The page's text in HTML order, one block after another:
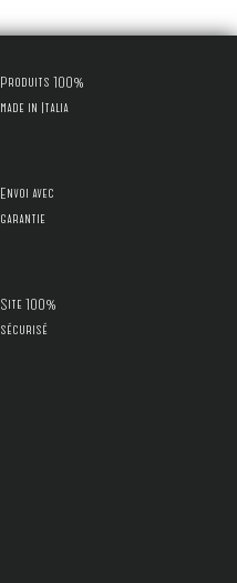
Produits 100%
made in Italia
Envoi avec
garantie
Site 100%
sécurisé